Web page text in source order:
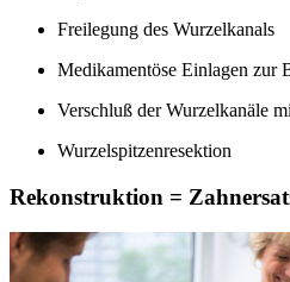
Freilegung des Wurzelkanals
Medikamentöse Einlagen zur
Verschluß der Wurzelkanäle
Wurzelspitzenresektion
Rekonstruktion =